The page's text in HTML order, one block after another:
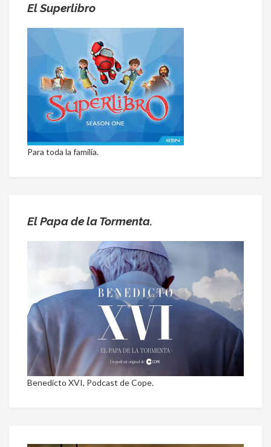
El Superlibro
Para toda la familia.
El Papa de la Tormenta.
Benedicto XVI, Podcast de Cope.